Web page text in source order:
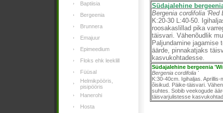
Baptiisia
Bergeenia
Brunnera
Emajuur
Epimeedium
Floks ehk leeklill
Füüsal
Helmikpööris,
pisipööris
Hanerohi
Hosta
Südajalehine
Bergenia cordifolia 'Red
K:20-30 L:40-50.
roosakaslillad pika
täisvari. Vähenõudlik
Paljundamine jagamise
äärde, pinnakatjaks
kasvukohtadesse.
Südajalehine bergeenia
Bergenia cordifolia '
K:30-40cm. Igihaljas.
õisikud. Päike-täisvari.
suhtes. Sobib veekogude
täisvarjulistesse